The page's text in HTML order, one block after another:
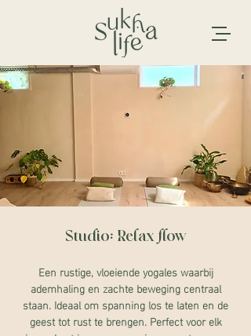
Studio: Relax flow
Een rustige, vloeiende yogales waarbij
ademhaling en zachte beweging centraal
staan. Ideaal om spanning los te laten en de
geest tot rust te brengen. Perfect voor elk